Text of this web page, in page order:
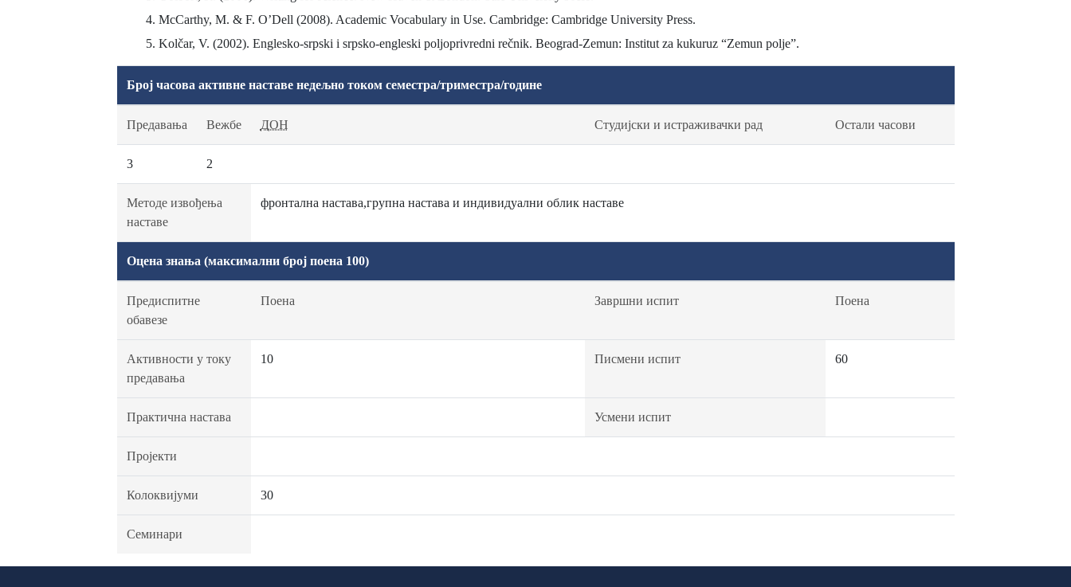
McCarthy, M. & F. O’Dell (2008). Academic Vocabulary in Use. Cambridge: Cambridge University Press.
Kolčar, V. (2002). Englesko-srpski i srpsko-engleski poljoprivredni rečnik. Beograd-Zemun: Institut za kukuruz “Zemun polje”.
Број часова активне наставе недељно током семестра/триместра/године
Предавања Вежбе ДОН Студијски и истраживачки рад Остали часови
3 2
Методе извођења
наставе
фронтална настава,групна настава и индивидуални облик наставе
Оцена знања (максимални број поена 100)
Предиспитне
обавезе
Поена Завршни испит Поена
Активности у току
предавања
10 Писмени испит 60
Практична настава Усмени испит
Пројекти
Колоквијуми 30
Семинари